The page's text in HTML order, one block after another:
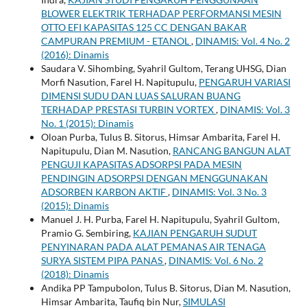
BLOWER ELEKTRIK TERHADAP PERFORMANSI MESIN
OTTO EFI KAPASITAS 125 CC DENGAN BAKAR
CAMPURAN PREMIUM - ETANOL, DINAMIS: Vol. 4 No. 2
(2016): Dinamis
Saudara V. Sihombing, Syahril Gultom, Terang UHSG, Dian
Morfi Nasution, Farel H. Napitupulu, PENGARUH VARIASI
DIMENSI SUDU DAN LUAS SALURAN BUANG
TERHADAP PRESTASI TURBIN VORTEX, DINAMIS: Vol. 3
No. 1 (2015): Dinamis
Oloan Purba, Tulus B. Sitorus, Himsar Ambarita, Farel H.
Napitupulu, Dian M. Nasution, RANCANG BANGUN ALAT
PENGUJI KAPASITAS ADSORPSI PADA MESIN
PENDINGIN ADSORPSI DENGAN MENGGUNAKAN
ADSORBEN KARBON AKTIF, DINAMIS: Vol. 3 No. 3
(2015): Dinamis
Manuel J. H. Purba, Farel H. Napitupulu, Syahril Gultom,
Pramio G. Sembiring, KAJIAN PENGARUH SUDUT
PENYINARAN PADA ALAT PEMANAS AIR TENAGA
SURYA SISTEM PIPA PANAS, DINAMIS: Vol. 6 No. 2
(2018): Dinamis
Andika PP Tampubolon, Tulus B. Sitorus, Dian M. Nasution,
Himsar Ambarita, Taufiq bin Nur,SIMULASI